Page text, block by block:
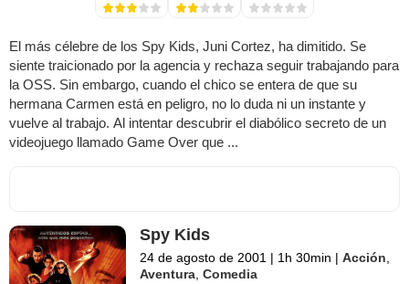
El más célebre de los Spy Kids, Juni Cortez, ha dimitido. Se
siente traicionado por la agencia y rechaza seguir trabajando para
la OSS. Sin embargo, cuando el chico se entera de que su
hermana Carmen está en peligro, no lo duda ni un instante y
vuelve al trabajo. Al intentar descubrir el diabólico secreto de un
videojuego llamado Game Over que ...
Spy Kids
24 de agosto de 2001 | 1h 30min | Acción
Aventura ,Comedia